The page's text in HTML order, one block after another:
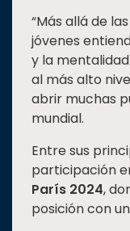
“Más allá de
jóvenes
y la
al más alto
abrir muchas
mundial.
Entre sus
participación
París 2024,
posición con